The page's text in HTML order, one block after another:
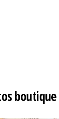
boutique